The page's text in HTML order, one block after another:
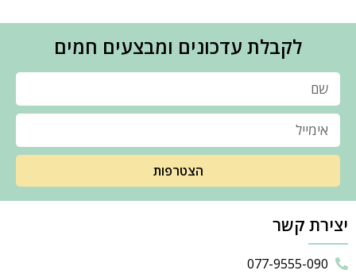
לקבלת עדכונים ומבצעים חמים
הצטרפות
יצירת קשר
077-9555-090